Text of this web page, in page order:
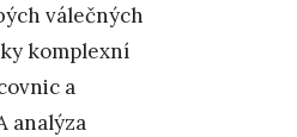
válečných
komplexní
a
analýza